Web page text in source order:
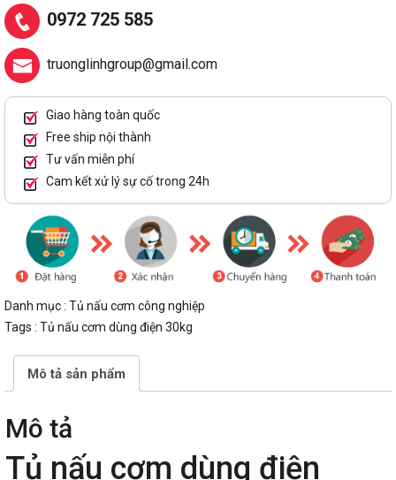
0972 725 585
truonglinhgroup@gmail.com
Giao hàng toàn quốc
Free ship nội thành
Tư vấn miễn phí
Cam kết xử lý sự cố trong 24h
Danh mục : Tủ nấu cơm công nghiệp
Tags : Tủ nấu cơm dùng điện 30kg
Mô tả sản phẩm
Mô tả
Tủ nấu cơm dùng điện